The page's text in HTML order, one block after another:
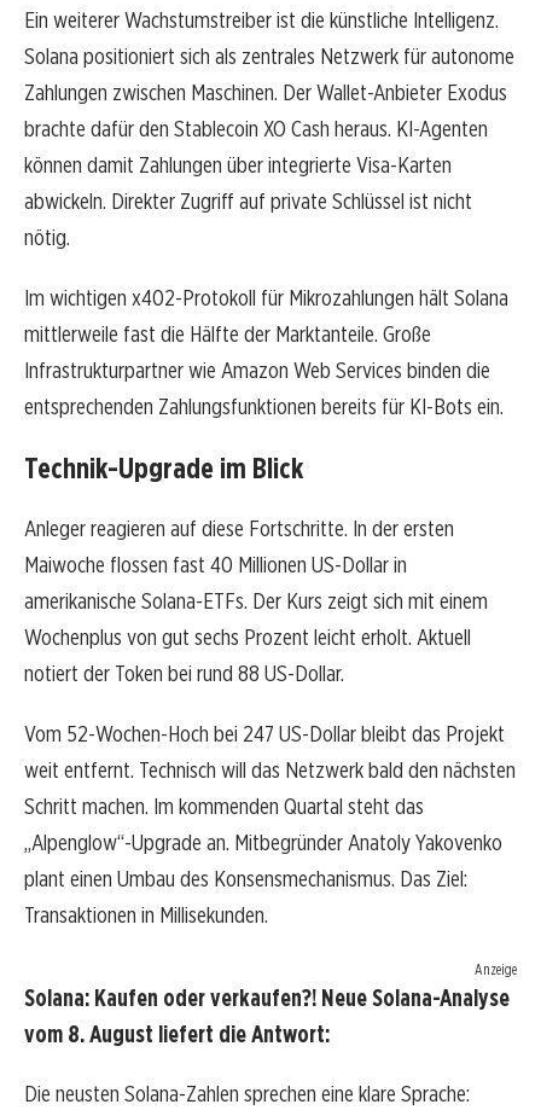
Ein weiterer Wachstumstreiber ist die künstliche Intelligenz.
Solana positioniert sich als zentrales Netzwerk für autonome
Zahlungen zwischen Maschinen. Der Wallet-Anbieter Exodus
brachte dafür den Stablecoin XO Cash heraus. KI-Agenten
können damit Zahlungen über integrierte Visa-Karten
abwickeln. Direkter Zugriff auf private Schlüssel ist nicht
nötig.
Im wichtigen x402-Protokoll für Mikrozahlungen hält Solana
mittlerweile fast die Hälfte der Marktanteile. Große
Infrastrukturpartner wie Amazon Web Services binden die
entsprechenden Zahlungsfunktionen bereits für KI-Bots ein.
Technik-Upgrade im Blick
Anleger reagieren auf diese Fortschritte. In der ersten
Maiwoche flossen fast 40 Millionen US-Dollar in
amerikanische Solana-ETFs. Der Kurs zeigt sich mit einem
Wochenplus von gut sechs Prozent leicht erholt. Aktuell
notiert der Token bei rund 88 US-Dollar.
Vom 52-Wochen-Hoch bei 247 US-Dollar bleibt das Projekt
weit entfernt. Technisch will das Netzwerk bald den nächsten
Schritt machen. Im kommenden Quartal steht das
„Alpenglow“-Upgrade an. Mitbegründer Anatoly Yakovenko
plant einen Umbau des Konsensmechanismus. Das Ziel:
Transaktionen in Millisekunden.
Anzeige
Solana: Kaufen oder verkaufen?! Neue Solana-Analyse
vom 8. August liefert die Antwort:
Die neusten Solana-Zahlen sprechen eine klare Sprache: